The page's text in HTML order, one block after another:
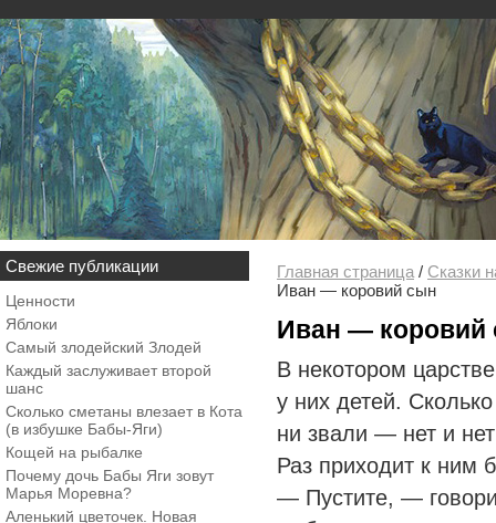
Свежие публикации
Ценности
Яблоки
Самый злодейский Злодей
Каждый заслуживает второй
шанс
Сколько сметаны влезает в Кота
(в избушке Бабы-Яги)
Кощей на рыбалке
Почему дочь Бабы Яги зовут
Марья Моревна?
Аленький цветочек. Новая
Главная страница / Сказки
Иван — коровий сын
Иван — коровий
В некотором
у них детей.
ни звали — нет и
Раз приходит к ним
— Пустите, —